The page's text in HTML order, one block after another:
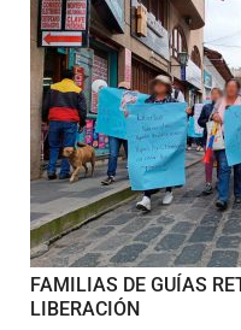
FAMILIAS DE GUÍAS
LIBERACIÓN